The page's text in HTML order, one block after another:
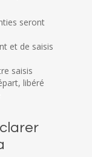
seront
et de saisis
saisis
libéré